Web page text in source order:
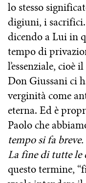
lo stesso
digiuni, i sacrifici.
dicendo a Lui in
tempo di
l’essenziale, cioè
Don Giussani ci
verginità come
eterna. Ed è
Paolo che
tempo si fa breve.
La fine di tutte le
questo termine,